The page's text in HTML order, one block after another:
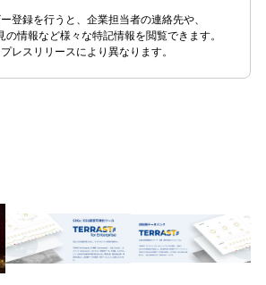
登録を行うと、企業担当者の連絡先や、
の情報など様々な特記情報を閲覧できます。
レスリリースにより異なります。